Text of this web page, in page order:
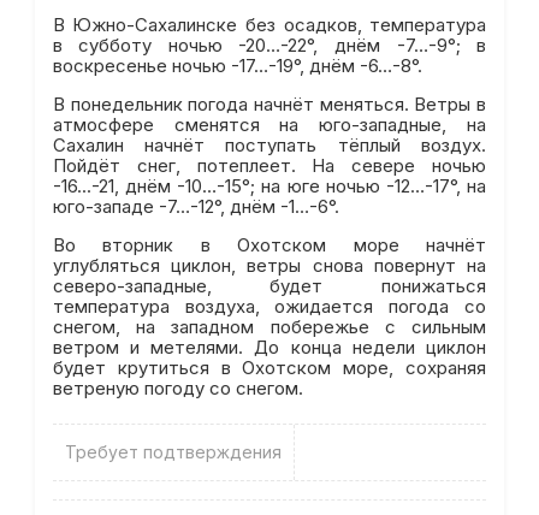
В Южно-Сахалинске без осадков, температура
в субботу ночью -20…-22°, днём -7…-9°; в
воскресенье ночью -17…-19°, днём -6…-8°.
В понедельник погода начнёт меняться. Ветры в
атмосфере сменятся на юго-западные, на
Сахалин начнёт поступать тёплый воздух.
Пойдёт снег, потеплеет. На севере ночью
-16...-21, днём -10…-15°; на юге ночью -12…-17°, на
юго-западе -7…-12°, днём -1…-6°.
Во вторник в Охотском море начнёт
углубляться циклон, ветры снова повернут на
северо-западные, будет понижаться
температура воздуха, ожидается погода со
снегом, на западном побережье с сильным
ветром и метелями. До конца недели циклон
будет крутиться в Охотском море, сохраняя
ветреную погоду со снегом.
Требует подтверждения